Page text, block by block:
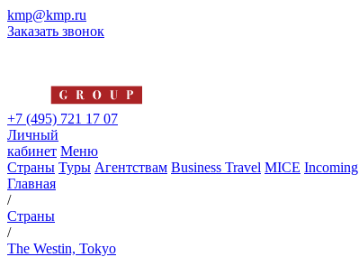
kmp@kmp.ru
Заказать звонок
+7 (495) 721 17 07
Личный
кабинет Меню
Страны Туры Агентствам Business Travel MICE Incoming
Главная
/
Страны
/
The Westin, Tokyo